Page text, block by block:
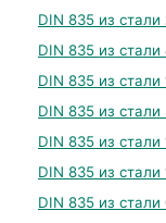
DIN 835 из стали
DIN 835 из стали
DIN 835 из стали
DIN 835 из стали
DIN 835 из стали
DIN 835 из стали
DIN 835 из стали